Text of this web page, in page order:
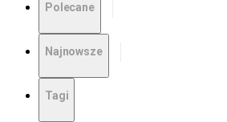
Polecane
Najnowsze
Tagi